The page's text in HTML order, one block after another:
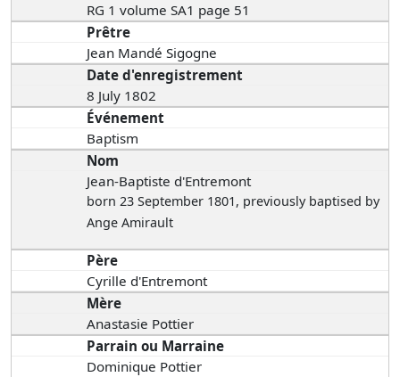
RG 1 volume SA1 page 51
Prêtre
Jean Mandé Sigogne
Date d'enregistrement
8 July 1802
Événement
Baptism
Nom
Jean-Baptiste d'Entremont
born 23 September 1801, previously baptised by
Ange Amirault
Père
Cyrille d'Entremont
Mère
Anastasie Pottier
Parrain ou Marraine
Dominique Pottier